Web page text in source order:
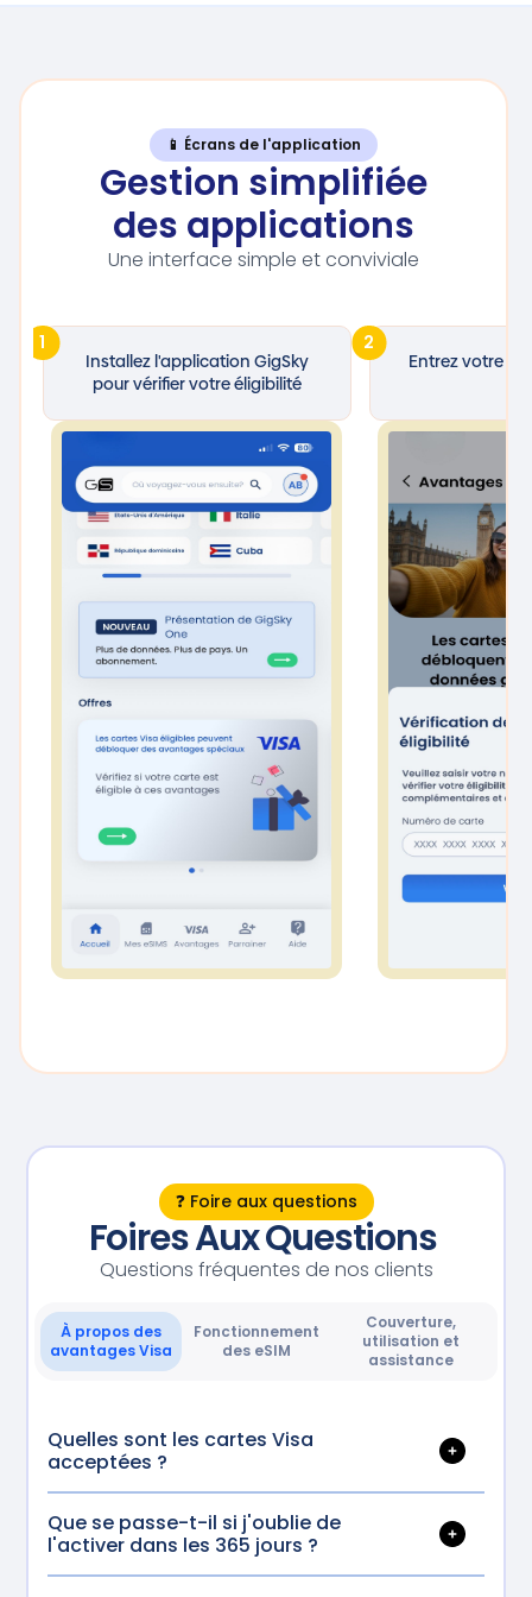
📱 Écrans de l'application
Gestion simplifiée
des applications
Une interface simple et conviviale
1
Installez l'application GigSky
pour vérifier votre éligibilité
2
Entrez votre
❓ Foire aux questions
Foires Aux Questions
Questions fréquentes de nos clients
À propos des
avantages Visa
Fonctionnement
des eSIM
Couverture,
utilisation et
assistance
Quelles sont les cartes Visa
acceptées ?
Cette offre est valable pour les cartes Visa
Platinum et Visa Infinite émises au Japon. La
carte doit être à votre nom et le compte doit
rester actif.
Que se passe-t-il si j'oublie de
l'activer dans les 365 jours ?
Si le forfait n'est pas activé dans les 365 jours